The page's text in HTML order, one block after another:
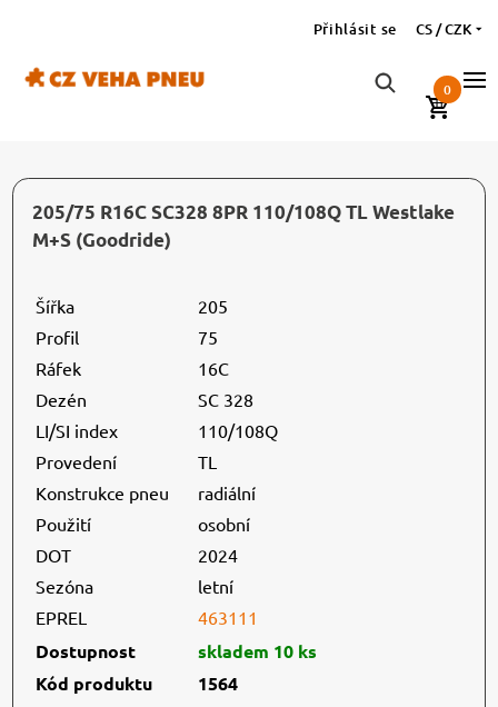
Přihlásit se CS / CZK
0
205/75 R16C SC328 8PR 110/108Q TL Westlake
M+S (Goodride)
Šířka
205
Profil
75
Ráfek
16C
Dezén
SC 328
LI/SI index
110/108Q
Provedení
TL
Konstrukce pneu
radiální
Použití
osobní
DOT
2024
Sezóna
letní
EPREL
463111
Dostupnost
skladem 10 ks
Kód produktu
1564